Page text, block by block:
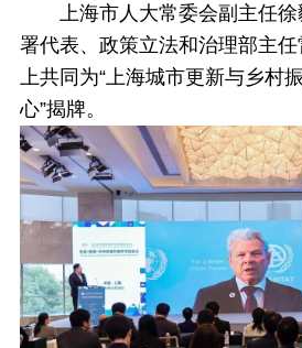
上海市人大常委会副主任
署代表、政策立法和治理部主任
上共同为“上海城市更新与乡村
心”揭牌。